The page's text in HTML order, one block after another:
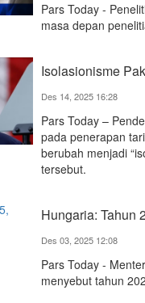
Pars Today -
masa depan
Isolasionisme
Des 14, 2025 16:28
Pars Today –
pada penerapan
berubah menjadi
tersebut.
Hungaria: Tahun
Des 03, 2025 12:08
Pars Today -
menyebut tahun